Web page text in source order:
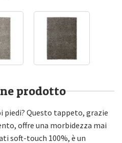
prodotto
piedi? Questo tappeto, grazie
offre una morbidezza mai
soft-touch 100%, è un